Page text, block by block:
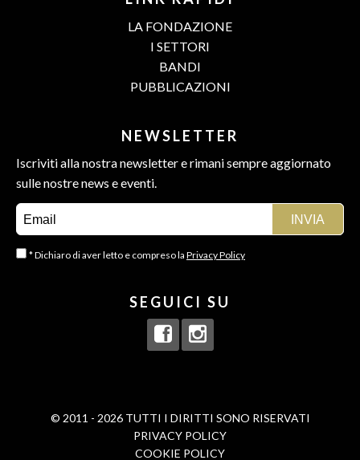
LA FONDAZIONE
I SETTORI
BANDI
PUBBLICAZIONI
NEWSLETTER
Iscriviti alla nostra newsletter e rimani sempre aggiornato
sulle nostre news e eventi.
* Dichiaro di aver letto e compreso la Privacy Policy
SEGUICI SU
© 2011 - 2026 TUTTI I DIRITTI SONO RISERVATI
PRIVACY POLICY
COOKIE POLICY